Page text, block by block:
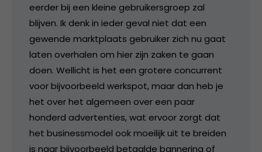
eerder bij een kleine gebruikersgroep zal
blijven. Ik denk in ieder geval niet dat een
gewende marktplaats gebruiker zich nu gaat
laten overhalen om hier zijn zaken te gaan
doen. Wellicht is het een grotere concurrent
voor bijvoorbeeld werkspot, maar dan heb je
het over het algemeen over een paar
honderd advertenties, wat ervoor zorgt dat
het businessmodel ook moeilijk uit te breiden
is naar bijvoorbeeld betaalde bannering of